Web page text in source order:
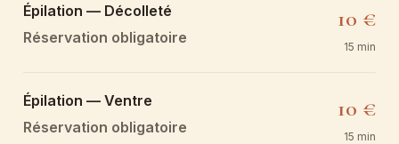
Épilation — Décolleté
Réservation obligatoire
10 €
15 min
Épilation — Ventre
Réservation obligatoire
10 €
15 min